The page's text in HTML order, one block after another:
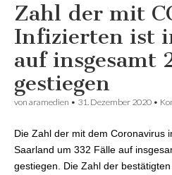
Zahl der mit
Infizierten ist
auf insgesamt
gestiegen
von aramedien • 31. Dezember 2020 •
Die Zahl der mit dem Coronavirus
Saarland um 332 Fälle auf
gestiegen. Die Zahl der